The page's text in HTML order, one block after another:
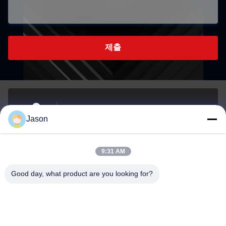
제출
주소
70 루지안 E Rd, 마웨이 지구, 푸저우, 푸젠, 중국,
이메일
youtongsales@gmail.com
Jason
9:31 AM
Good day, what product are you looking for?